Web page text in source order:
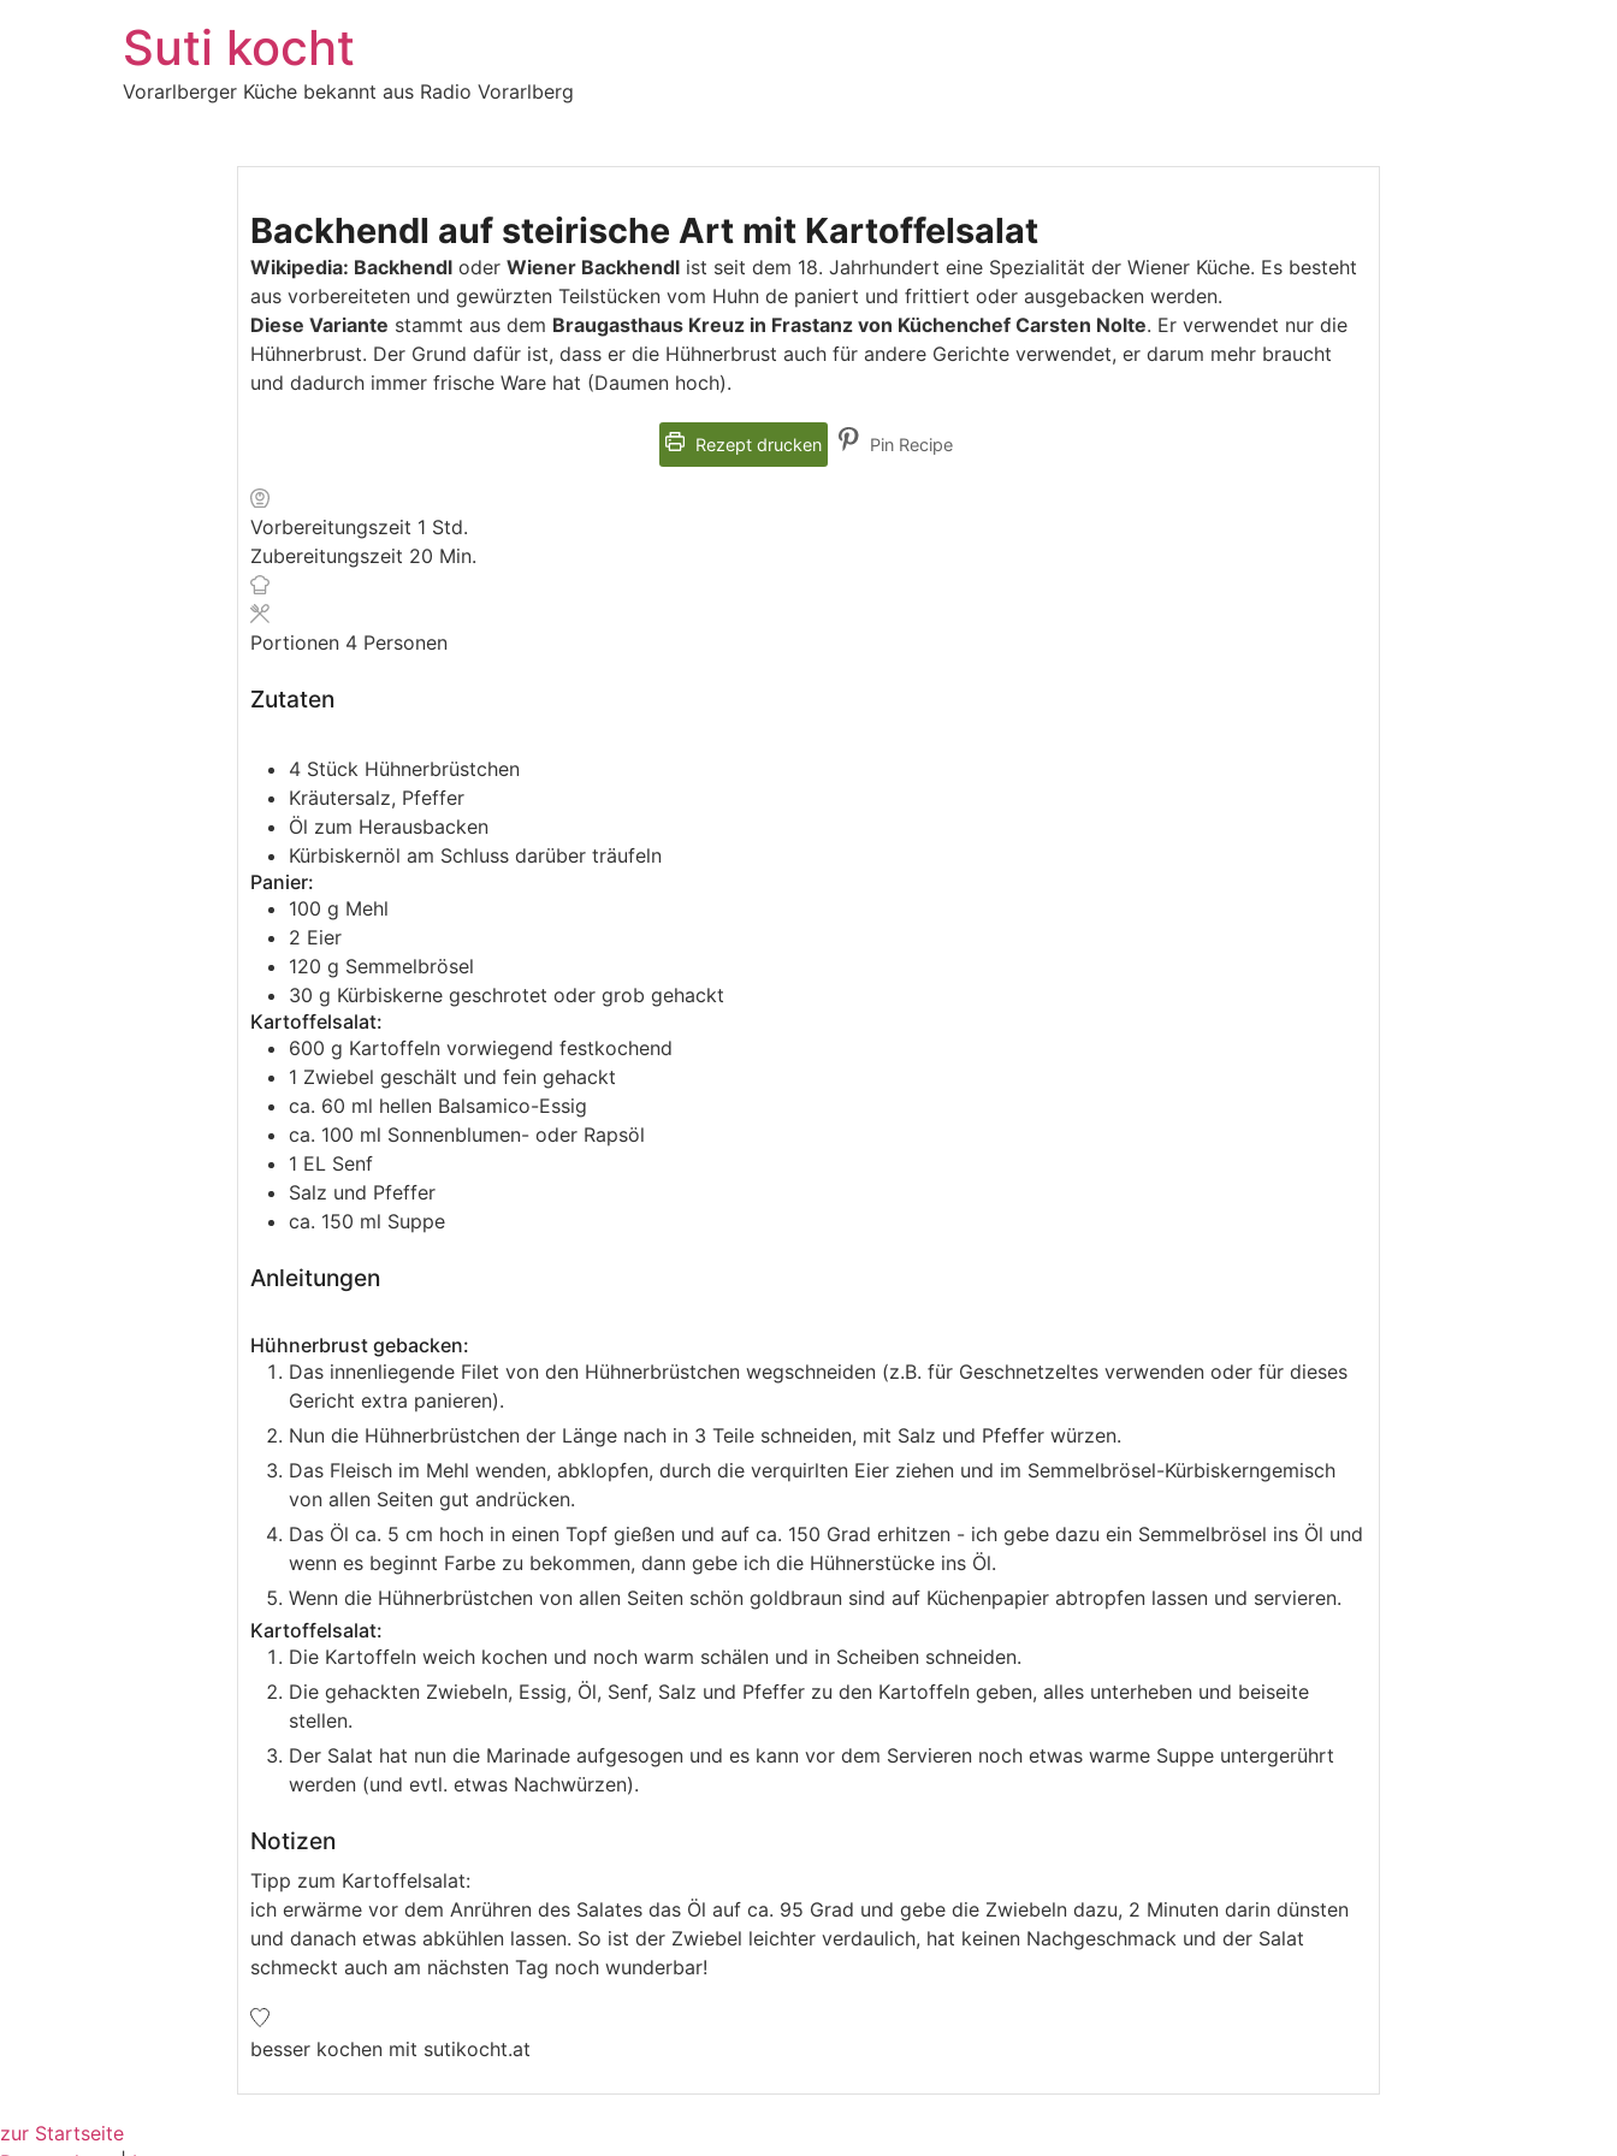
Suti kocht
Vorarlberger Küche bekannt aus Radio Vorarlberg
Backhendl auf steirische Art mit Kartoffelsalat
Wikipedia: Backhendl oder Wiener Backhendl ist seit dem 18. Jahrhundert eine Spezialität der Wiener Küche. Es besteht
aus vorbereiteten und gewürzten Teilstücken vom Huhn de paniert und frittiert oder ausgebacken werden.
Diese Variante stammt aus dem Braugasthaus Kreuz in Frastanz von Küchenchef Carsten Nolte. Er verwendet nur die
Hühnerbrust. Der Grund dafür ist, dass er die Hühnerbrust auch für andere Gerichte verwendet, er darum mehr braucht
und dadurch immer frische Ware hat (Daumen hoch).
Rezept drucken Pin Recipe
Vorbereitungszeit 1 Stunde
Std.
Zubereitungszeit 20 Minuten
Min.
Portionen 4 Personen
Zutaten
4 Stück Hühnerbrüstchen
Kräutersalz, Pfeffer
Öl zum Herausbacken
Kürbiskernöl am Schluss darüber träufeln
Panier:
100 g Mehl
2 Eier
120 g Semmelbrösel
30 g Kürbiskerne geschrotet oder grob gehackt
Kartoffelsalat:
600 g Kartoffeln vorwiegend festkochend
1 Zwiebel geschält und fein gehackt
ca. 60 ml hellen Balsamico-Essig
ca. 100 ml Sonnenblumen- oder Rapsöl
1 EL Senf
Salz und Pfeffer
ca. 150 ml Suppe
Anleitungen
Hühnerbrust gebacken:
Das innenliegende Filet von den Hühnerbrüstchen wegschneiden (z.B. für Geschnetzeltes verwenden oder für dieses
Gericht extra panieren).
Nun die Hühnerbrüstchen der Länge nach in 3 Teile schneiden, mit Salz und Pfeffer würzen.
Das Fleisch im Mehl wenden, abklopfen, durch die verquirlten Eier ziehen und im Semmelbrösel-Kürbiskerngemisch
von allen Seiten gut andrücken.
Das Öl ca. 5 cm hoch in einen Topf gießen und auf ca. 150 Grad erhitzen - ich gebe dazu ein Semmelbrösel ins Öl und
wenn es beginnt Farbe zu bekommen, dann gebe ich die Hühnerstücke ins Öl.
Wenn die Hühnerbrüstchen von allen Seiten schön goldbraun sind auf Küchenpapier abtropfen lassen und servieren.
Kartoffelsalat:
Die Kartoffeln weich kochen und noch warm schälen und in Scheiben schneiden.
Die gehackten Zwiebeln, Essig, Öl, Senf, Salz und Pfeffer zu den Kartoffeln geben, alles unterheben und beiseite
stellen.
Der Salat hat nun die Marinade aufgesogen und es kann vor dem Servieren noch etwas warme Suppe untergerührt
werden (und evtl. etwas Nachwürzen).
Notizen
Tipp zum Kartoffelsalat:
ich erwärme vor dem Anrühren des Salates das Öl auf ca. 95 Grad und gebe die Zwiebeln dazu, 2 Minuten darin dünsten
und danach etwas abkühlen lassen. So ist der Zwiebel leichter verdaulich, hat keinen Nachgeschmack und der Salat
schmeckt auch am nächsten Tag noch wunderbar!
besser kochen mit sutikocht.at
zur Startseite